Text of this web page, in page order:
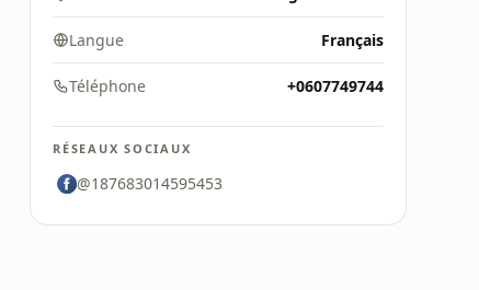
Langue Français
Téléphone +0607749744
RÉSEAUX SOCIAUX
@187683014595453